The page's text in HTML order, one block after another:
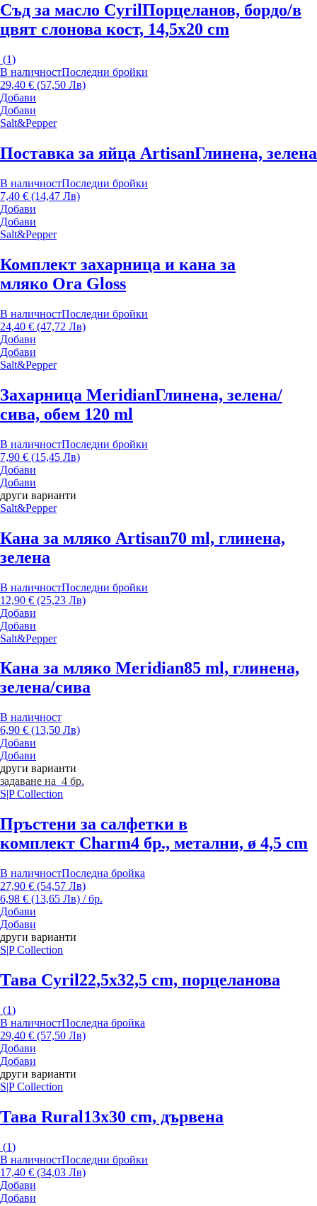
Съд за масло CyrilПорцеланов, бордо/в
цвят слонова кост, 14,5x20 cm
(1)
В наличностПоследни бройки
29,40 € (57,50 Лв)
Добави
Добави
Salt&Pepper
Поставка за яйца ArtisanГлинена, зелена
В наличностПоследни бройки
7,40 € (14,47 Лв)
Добави
Добави
Salt&Pepper
Комплект захарница и кана за
мляко Ora Gloss
В наличностПоследни бройки
24,40 € (47,72 Лв)
Добави
Добави
Salt&Pepper
Захарница MeridianГлинена, зелена/
сива, обем 120 ml
В наличностПоследни бройки
7,90 € (15,45 Лв)
Добави
Добави
други варианти
Salt&Pepper
Кана за мляко Artisan70 ml, глинена,
зелена
В наличностПоследни бройки
12,90 € (25,23 Лв)
Добави
Добави
Salt&Pepper
Кана за мляко Meridian85 ml, глинена,
зелена/сива
В наличност
6,90 € (13,50 Лв)
Добави
Добави
други варианти
задаване на 4 бр.
S|P Collection
Пръстени за салфетки в
комплект Charm4 бр., метални, ø 4,5 cm
В наличностПоследна бройка
27,90 € (54,57 Лв)
6,98 € (13,65 Лв) / бр.
Добави
Добави
други варианти
S|P Collection
Тава Cyril22,5x32,5 cm, порцеланова
(1)
В наличностПоследна бройка
29,40 € (57,50 Лв)
Добави
Добави
други варианти
S|P Collection
Тава Rural13x30 cm, дървена
(1)
В наличностПоследни бройки
17,40 € (34,03 Лв)
Добави
Добави